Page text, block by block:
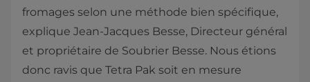
fromages selon une méthode bien spécifique,
explique Jean-Jacques Besse, Directeur général
et propriétaire de Soubrier Besse. Nous étions
donc ravis que Tetra Pak soit en mesure